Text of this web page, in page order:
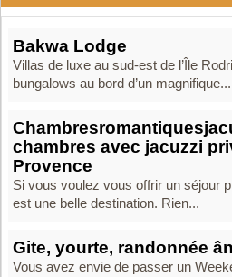
Bakwa Lodge
Villas de luxe au sud-est de l’Île
bungalows au bord d’un magnifique...
chambres avec jacuzzi
Provence
Si vous voulez vous offrir un séjour
est une belle destination. Rien...
Gite, yourte, randonnée
Vous avez envie de passer un